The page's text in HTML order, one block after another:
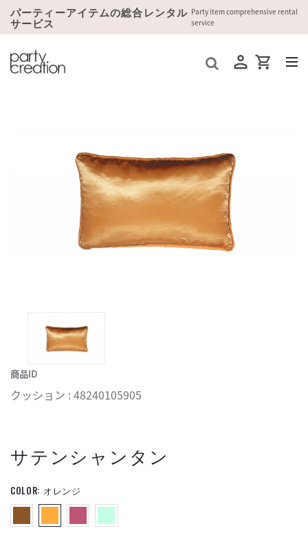
パーティーアイテムの総合レンタル
サービス
Party item comprehensive rental
service
商品ID
クッション : 48240105905
サテンシャンタン
COLOR: オレンジ